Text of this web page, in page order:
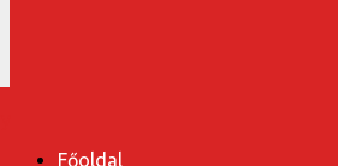
Főoldal